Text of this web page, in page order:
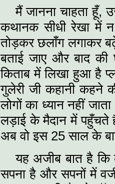
मैं जानना चाहता हूँ,
कथानक सीधी रेखा में
तोड़कर छलाँग लगाकर
बताई जाए और बाद
किताब में लिखा हुआ है
गुलेरी जी कहानी कहने
लोगों का ध्‍यान नहीं
लड़ाई के मैदान में
अब वो इस 25 साल के
यह अजीब बात है कि
सपना है और सपनों में